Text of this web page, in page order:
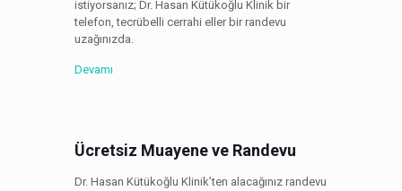
istiyorsanız; Dr. Hasan Kütükoğlu Klinik bir
telefon, tecrübelli cerrahi eller bir randevu
uzağınızda.
Devamı
Ücretsiz Muayene ve Randevu
Dr. Hasan Kütükoğlu Klinik’ten alacağınız randevu